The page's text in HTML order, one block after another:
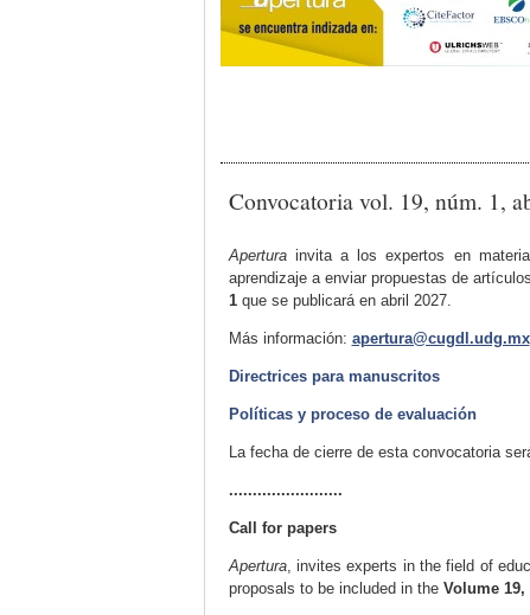
Convocatoria vol. 19, núm. 1,
Apertura invita a los expertos en
aprendizaje a enviar propuestas de
1que se publicará en abril 2027.
Más información: apertura@cugdl.udg.mx
Directrices para manuscritos
Políticas y proceso de evaluación
La fecha de cierre de esta convocatoria
........................
Call for papers
Apertura, invites experts in the field of
proposals to be included in the Volume 19,